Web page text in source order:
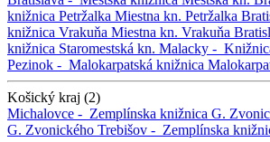
knižnica Petržalka Miestna kn. Petržalka
knižnica Vrakuňa Miestna kn. Vrakuňa
knižnica Staromestská kn. Malacky -
Pezinok - Malokarpatská knižnica
Košický kraj (2)
Michalovce - Zemplínska knižnica G.
G. Zvonického Trebišov - Zemplínska